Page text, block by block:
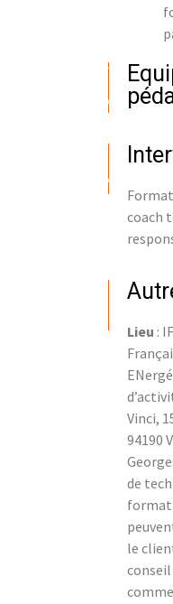
coach
Lieu :
Vinci,
94190
de
le